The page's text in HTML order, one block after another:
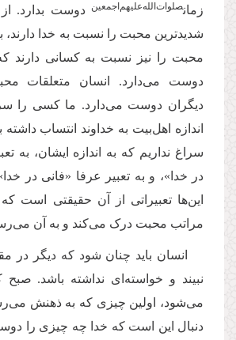
زمانصلوات‌الله‌علیهم‌اجمعین دوست بدارد.
شدیدترین محبت را نسبت به خدا دارند،
محبت را نیز نسبت به کسانی دارند که
دوست می‌دارد. انسان متعلقات
دیگران دوست می‌دارد. ما کسی را
اندازه اهل‌بیت به خداوند انتساب
سراغ نداریم که به اندازه ایشان، به
در خدا»، و به تعبیر عرفا «فانی در
این‌ها تعبیراتی از آن حقیقتی است
مراتب محبت درک می‌کند و به آن
انسان باید چنان شود که دیگر در
نبیند و خواسته‌ای نداشته باشد. صبح
می‌شود، اولین چیزی که به ذهنش
دنبال این است که خدا چه چیزی را